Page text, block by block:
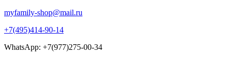
myfamily-shop@mail.ru
+7(495)414-90-14
WhatsApp: +7(977)275-00-34